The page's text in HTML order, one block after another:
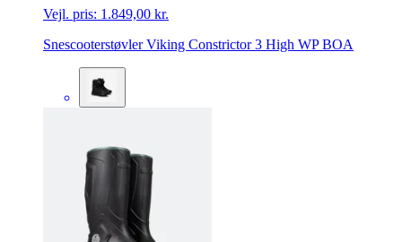
Vejl. pris: 1.849,00 kr.
Snescooterstøvler Viking Constrictor 3 High WP BOA